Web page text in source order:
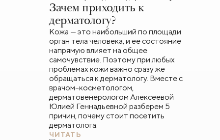
Зачем приходить к
дерматологу?
Кожа — это наибольший по площади
орган тела человека, и ее состояние
напрямую влияет на общее
самочувствие. Поэтому при любых
проблемах кожи важно сразу же
обращаться к дерматологу. Вместе с
врачом–косметологом,
дерматовенерологом Алексеевой
Юлией Геннадьевной разберем 5
причин, почему стоит посетить
дерматолога.
ЧИТАТЬ